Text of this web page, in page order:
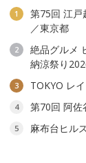
1
第75回 江戸
／東京都
2
絶品グルメ
納涼祭り
3 TOKYO レ
4 第70回 阿佐
5
麻布台ヒル